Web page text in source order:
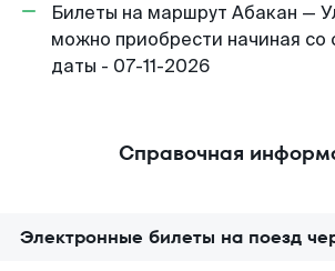
Билеты на маршрут Абакан —
можно приобрести начиная
даты - 07-11-2026
Справочная
Электронные билеты на поезд